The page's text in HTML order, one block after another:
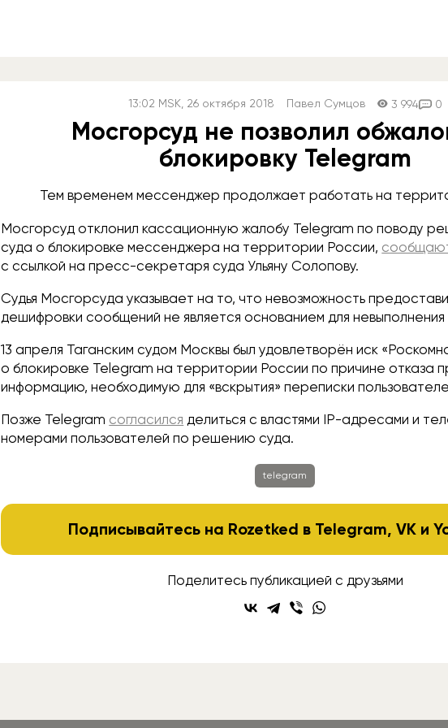
13:02 MSK, 26 октября 2018 Павел Сумцов 3 994 0
Мосгорсуд не позволил
блокировку Telegram
Тем временем мессенджер продолжает работать на
Мосгорсуд отклонил кассационную жалобу Telegram по поводу
суда о блокировке мессенджера на территории России,
с ссылкой на пресс-секретаря суда Ульяну Солопову.
Судья Мосгорсуда указывает на то, что невозможность
дешифровки сообщений не является основанием для невыполнения
13 апреля Таганским судом Москвы был удовлетворён иск
о блокировке Telegram на территории России по причине отказа
информацию, необходимую для «вскрытия» переписки
Позже Telegram согласился делиться с властями IP-адресами и
номерами пользователей по решению суда.
telegram
Подписывайтесь на Rozetked в Telegram,VK и
Поделитесь публикацией с друзьями